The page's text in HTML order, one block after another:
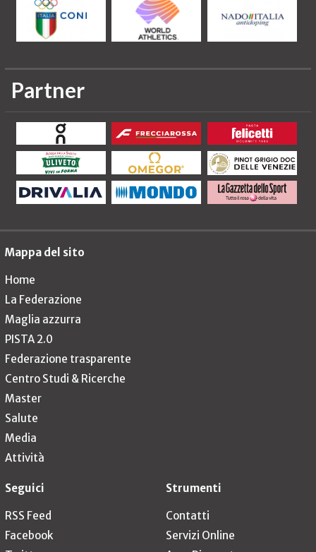
Partner
Mappa del sito
Home
La Federazione
Maglia azzurra
PISTA 2.0
Federazione trasparente
Centro Studi & Ricerche
Master
Salute
Media
Attività
Seguici
RSS Feed
Facebook
Strumenti
Contatti
Servizi Online